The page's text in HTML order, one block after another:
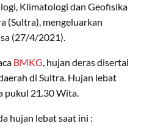
Klimatologi dan Geofisika
(Sultra), mengeluarkan
(27/4/2021).
BMKG , hujan deras disertai
di Sultra. Hujan lebat
pukul 21.30 Wita.
hujan lebat saat ini :